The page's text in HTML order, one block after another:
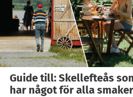
Guide till: Skellefteås
har något för alla smaker